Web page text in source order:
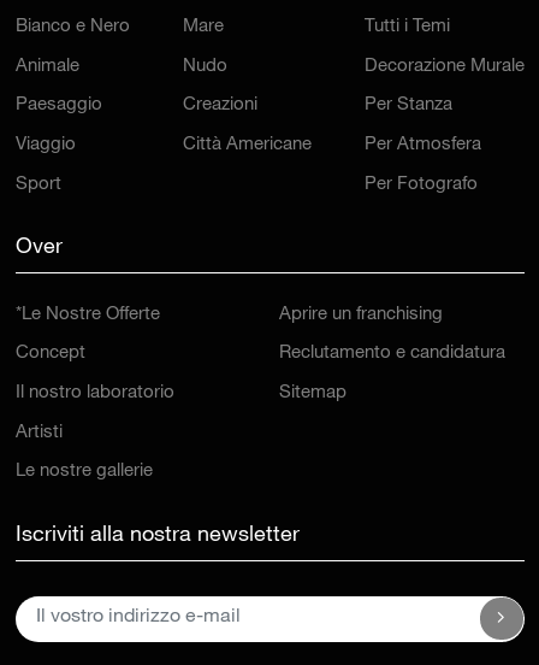
Bianco e Nero
Animale
Paesaggio
Viaggio
Sport
Mare
Nudo
Creazioni
Città Americane
Tutti i Temi
Decorazione Murale
Per Stanza
Per Atmosfera
Per Fotografo
Over
*Le Nostre Offerte
Concept
Il nostro laboratorio
Artisti
Le nostre gallerie
Aprire un franchising
Reclutamento e candidatura
Sitemap
Iscriviti alla nostra newsletter